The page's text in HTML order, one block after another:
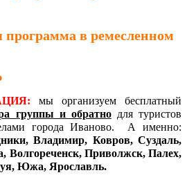
программа в ремесленном
мы организуем бесплатный
группы и обратнодля туристов
города Иваново. А именно:
Владимир, Ковров, Суздаль,
Волгореченск, Приволжск, Палех,
Южа, Ярославль.